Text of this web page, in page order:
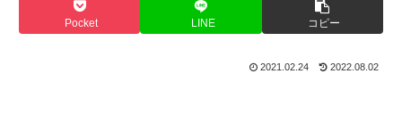
Pocket LINE コピー
2021.02.24 2022.08.02